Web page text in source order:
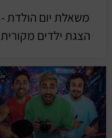
משאלת יום הולדת -
הצגת ילדים מקורית